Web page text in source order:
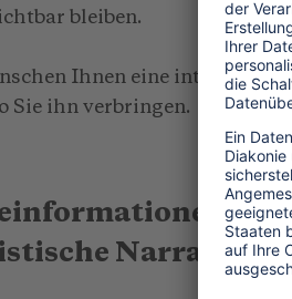
bleiben.
Ihnen eine
Sie ihn verbringen.
Narrative